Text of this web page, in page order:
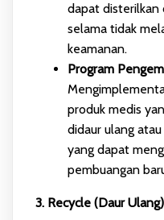
dapat disterilkan
selama tidak
keamanan.
Program
produk medis
didaur ulang
yang dapat
pembuangan
3. Recycle (Daur Ulang)